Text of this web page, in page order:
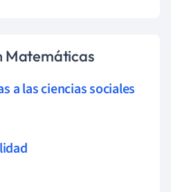
Matemáticas
a las ciencias sociales